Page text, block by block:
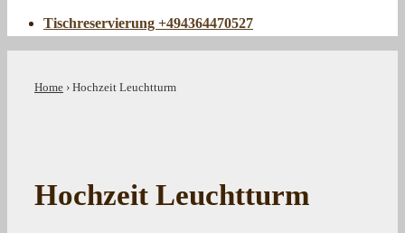
Tischreservierung +494364470527
Home › Hochzeit Leuchtturm
Hochzeit Leuchtturm